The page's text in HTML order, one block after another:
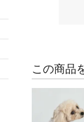
この商品